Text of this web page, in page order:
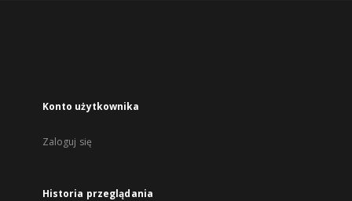
Konto użytkownika
Zaloguj się
Historia przeglądania